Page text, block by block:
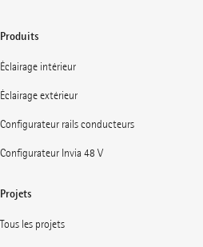
Produits
Éclairage intérieur
Éclairage extérieur
Configurateur rails conducteurs
Configurateur Invia 48 V
Projets
Tous les projets